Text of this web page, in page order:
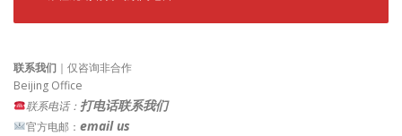
联系我们 ｜仅咨询非合作
Beijing Office
联系电话： 打电话联系我们
官方电邮： email us